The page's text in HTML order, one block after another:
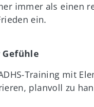
immer als einen
ein.
Training mit
planvoll zu